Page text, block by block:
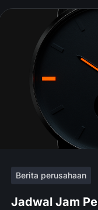
Berita perusahaan
Jadwal Jam